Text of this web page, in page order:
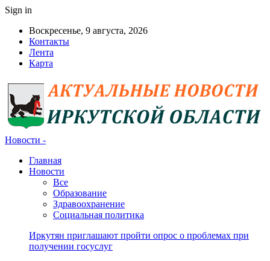
Sign in
Воскресенье, 9 августа, 2026
Контакты
Лента
Карта
Новости -
Главная
Новости
Все
Образование
Здравоохранение
Социальная политика
Иркутян приглашают пройти опрос о проблемах при
получении госуслуг